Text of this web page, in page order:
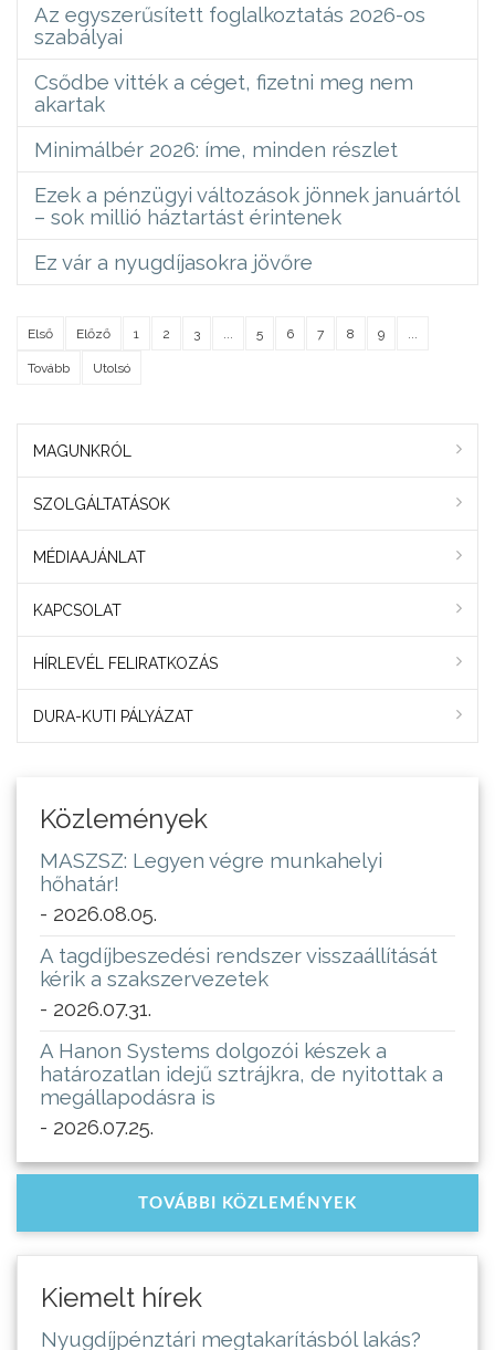
Az egyszerűsített foglalkoztatás 2026-os
szabályai
Csődbe vitték a céget, fizetni meg nem
akartak
Minimálbér 2026: íme, minden részlet
Ezek a pénzügyi változások jönnek januártól
– sok millió háztartást érintenek
Ez vár a nyugdíjasokra jövőre
Első Előző 1 2 3 ... 5 6 7 8 9 ...
Tovább Utolsó
MAGUNKRÓL
SZOLGÁLTATÁSOK
MÉDIAAJÁNLAT
KAPCSOLAT
HÍRLEVÉL FELIRATKOZÁS
DURA-KUTI PÁLYÁZAT
Közlemények
MASZSZ: Legyen végre munkahelyi
hőhatár!
- 2026.08.05.
A tagdíjbeszedési rendszer visszaállítását
kérik a szakszervezetek
- 2026.07.31.
A Hanon Systems dolgozói készek a
határozatlan idejű sztrájkra, de nyitottak a
megállapodásra is
- 2026.07.25.
TOVÁBBI KÖZLEMÉNYEK
Kiemelt hírek
Nyugdíjpénztári megtakarításból lakás?